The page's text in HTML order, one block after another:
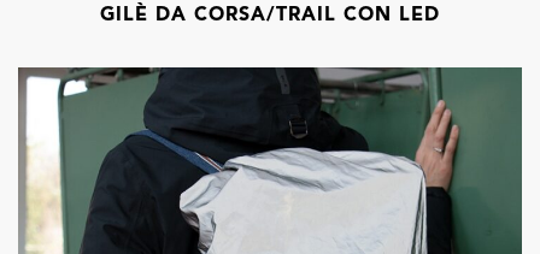
GILÈ DA CORSA/TRAIL CON LED